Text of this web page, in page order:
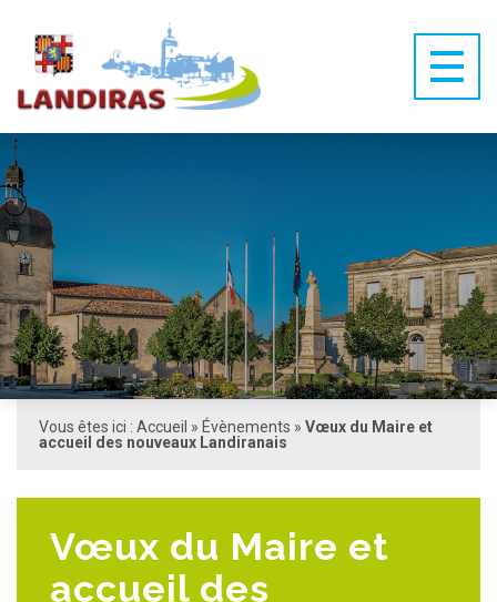
Vous êtes ici : Accueil » Évènements » Vœux du Maire et
accueil des nouveaux Landiranais
Vœux du Maire et
accueil des